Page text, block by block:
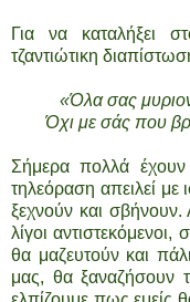
Για να καταλήξει
τζαντιώτικη
«Όλα σας
Όχι με σάς που
Σήμερα πολλά έχουν
τηλεόραση απειλεί με
ξεχνούν και
λίγοι αντιστεκόμενοι,
θα μαζευτούν και
μας, θα ξαναζήσουν